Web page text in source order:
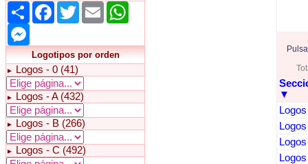
Share Facebook
TwitterEmail
Logotipos por orden
► Logos - 0 (41)
► Logos - A (432)
► Logos - B (266)
► Logos - C (492)
▼